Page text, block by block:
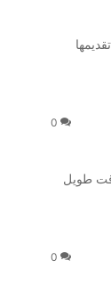
0
طويل
0